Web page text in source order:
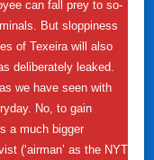
can fall prey to so-
But sloppiness
of Texeira will also
deliberately leaked.
we have seen with
No, to gain
a much bigger
(‘airman’ as the NYT